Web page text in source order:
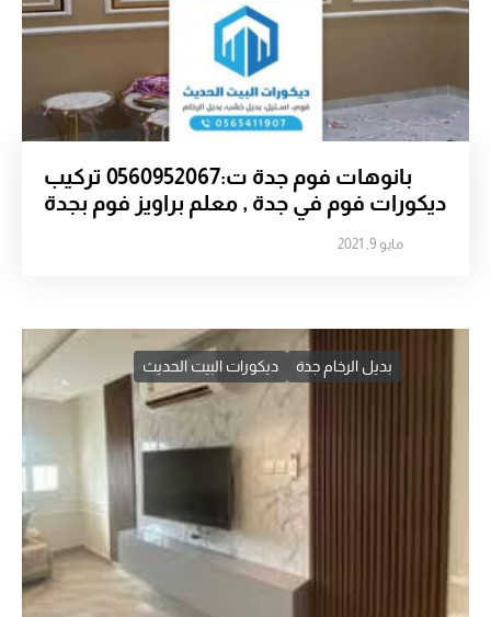
بانوهات فوم جدة ت:0560952067 تركيب
ديكورات فوم في جدة , معلم براويز فوم بجدة
مايو 9, 2021
بديل الرخام جدة ديكورات البيت الحديث